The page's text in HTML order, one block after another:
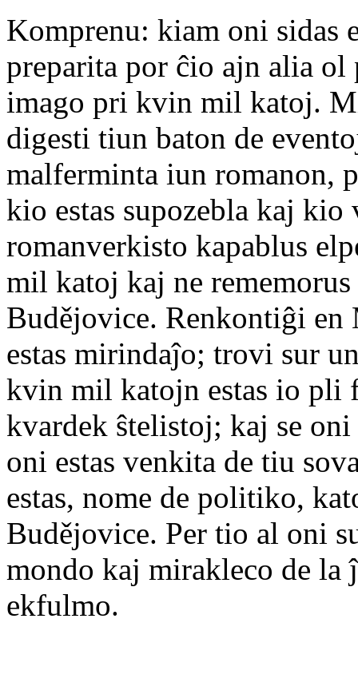
Komprenu: kiam oni sidas
preparita por ĉio ajn alia ol
imago pri kvin mil katoj.
digesti tiun baton de
malferminta iun romanon,
kio estas supozebla kaj kio
romanverkisto kapablus
mil katoj kaj ne
Budějovice. Renkontiĝi
estas mirindaĵo; trovi sur
kvin mil katojn estas io pli
kvardek ŝtelistoj; kaj se
oni estas venkita de tiu
estas, nome de politiko,
Budějovice. Per tio al oni
mondo kaj mirakleco de
ekfulmo.